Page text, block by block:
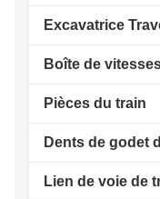
Excavatrice
Boîte de
Pièces du train
Dents de godet
Lien de voie de